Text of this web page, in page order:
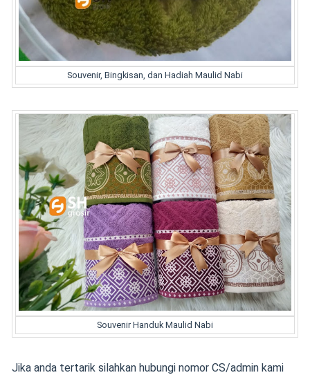
Souvenir, Bingkisan, dan Hadiah Maulid Nabi
Souvenir Handuk Maulid Nabi
Jika anda tertarik silahkan hubungi nomor CS/admin kami